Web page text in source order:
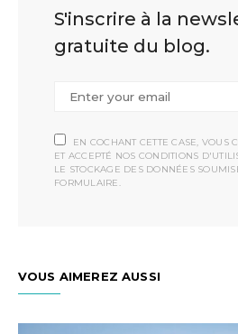
S'inscrire à la
gratuite du blog.
EN COCHANT CETTE CASE, VOUS
ET ACCEPTÉ NOS CONDITIONS
LE STOCKAGE DES DONNÉES
FORMULAIRE.
VOUS AIMEREZ AUSSI